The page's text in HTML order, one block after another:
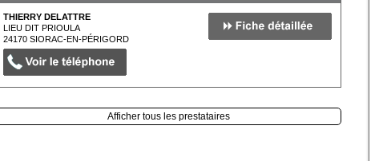
THIERRY DELATTRE
LIEU DIT PRIOULA
24170SIORAC-EN-PÉRIGORD
Afficher tous les prestataires